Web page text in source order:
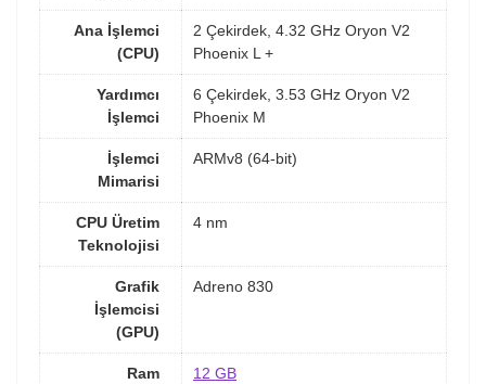
Ana İşlemci
(CPU)
2 Çekirdek, 4.32 GHz Oryon V2
Phoenix L +
Yardımcı
İşlemci
6 Çekirdek, 3.53 GHz Oryon V2
Phoenix M
İşlemci
Mimarisi
ARMv8 (64-bit)
CPU Üretim
Teknolojisi
4 nm
Grafik
İşlemcisi
(GPU)
Adreno 830
Ram 12 GB